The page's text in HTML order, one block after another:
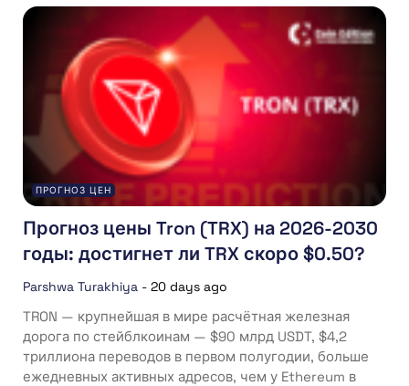
ПРОГНОЗ ЦЕН
Прогноз цены Tron (TRX) на 2026-2030
годы: достигнет ли TRX скоро $0.50?
Parshwa Turakhiya - 20 days ago
TRON — крупнейшая в мире расчётная железная
дорога по стейблкоинам — $90 млрд USDT, $4,2
триллиона переводов в первом полугодии, больше
ежедневных активных адресов, чем у Ethereum в